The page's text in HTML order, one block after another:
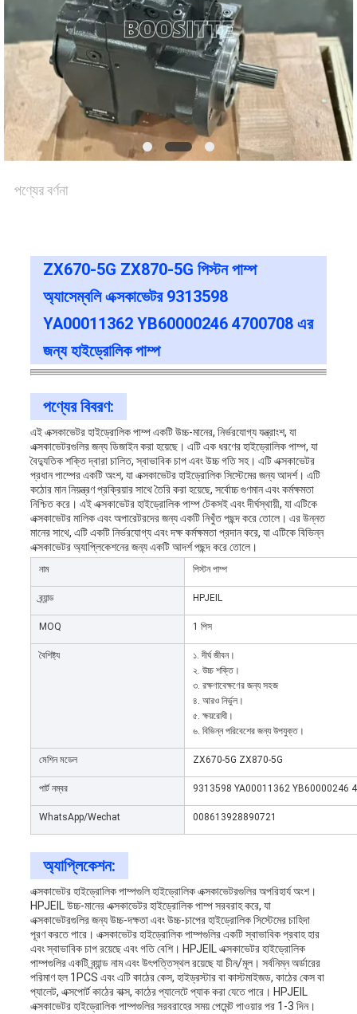
PRIVACY
POLICY
পণ্যের বর্ণনা
ZX670-5G ZX870-5G পিস্টন পাম্প
অ্যাসেম্বলি এক্সকাভেটর 9313598
YA00011362 YB60000246 4700708 এর
জন্য হাইড্রোলিক পাম্প
পণ্যের বিবরণ:
এই এক্সকাভেটর হাইড্রোলিক পাম্প একটি উচ্চ-মানের, নির্ভরযোগ্য যন্ত্রাংশ, যা
এক্সকাভেটরগুলির জন্য ডিজাইন করা হয়েছে। এটি এক ধরণের হাইড্রোলিক পাম্প, যা
বৈদ্যুতিক শক্তি দ্বারা চালিত, স্বাভাবিক চাপ এবং উচ্চ গতি সহ। এটি এক্সকাভেটর
প্রধান পাম্পের একটি অংশ, যা এক্সকাভেটর হাইড্রোলিক সিস্টেমের জন্য আদর্শ। এটি
কঠোর মান নিয়ন্ত্রণ প্রক্রিয়ার সাথে তৈরি করা হয়েছে, সর্বোচ্চ গুণমান এবং কর্মক্ষমতা
নিশ্চিত করে। এই এক্সকাভেটর হাইড্রোলিক পাম্প টেকসই এবং দীর্ঘস্থায়ী, যা এটিকে
এক্সকাভেটর মালিক এবং অপারেটরদের জন্য একটি নিখুঁত পছন্দ করে তোলে। এর উন্নত
মানের সাথে, এটি একটি নির্ভরযোগ্য এবং দক্ষ কর্মক্ষমতা প্রদান করে, যা এটিকে বিভিন্ন
এক্সকাভেটর অ্যাপ্লিকেশনের জন্য একটি আদর্শ পছন্দ করে তোলে।
নাম পিস্টন পাম্প
ব্র্যান্ড HPJEIL
MOQ 1 পিস
বৈশিষ্ট্য
১. দীর্ঘ জীবন।
২. উচ্চ শক্তি।
৩. রক্ষণাবেক্ষণের জন্য সহজ
৪. আরও নির্ভুল।
৫. ক্ষয়রোধী।
৬. বিভিন্ন পরিবেশের জন্য উপযুক্ত।
মেশিন মডেল ZX670-5G ZX870-5G
পার্ট নম্বর 9313598 YA00011362 YB60000246
WhatsApp/Wechat 008613928890721
অ্যাপ্লিকেশন:
এক্সকাভেটর হাইড্রোলিক পাম্পগুলি হাইড্রোলিক এক্সকাভেটরগুলির অপরিহার্য অংশ।
HPJEIL উচ্চ-মানের এক্সকাভেটর হাইড্রোলিক পাম্প সরবরাহ করে, যা
এক্সকাভেটরগুলির জন্য উচ্চ-দক্ষতা এবং উচ্চ-চাপের হাইড্রোলিক সিস্টেমের চাহিদা
পূরণ করতে পারে। এক্সকাভেটর হাইড্রোলিক পাম্পগুলির একটি স্বাভাবিক প্রবাহ হার
এবং স্বাভাবিক চাপ রয়েছে এবং গতি বেশি। HPJEIL এক্সকাভেটর হাইড্রোলিক
পাম্পগুলির একটি ব্র্যান্ড নাম এবং উৎপত্তিস্থল রয়েছে যা চীন/মূল। সর্বনিম্ন অর্ডারের
পরিমাণ হল 1PCS এবং এটি কাঠের কেস, হাইড্রস্টার বা কাস্টমাইজড, কাঠের কেস বা
প্যালেট, এক্সপোর্ট কাঠের বাক্স, কাঠের প্যালেটে প্যাক করা যেতে পারে। HPJEIL
এক্সকাভেটর হাইড্রোলিক পাম্পগুলির সরবরাহের সময় পেমেন্ট পাওয়ার পর 1-3 দিন।